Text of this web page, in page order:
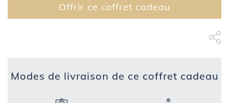
Offrir ce coffret cadeau
Modes de livraison de ce coffret cadeau